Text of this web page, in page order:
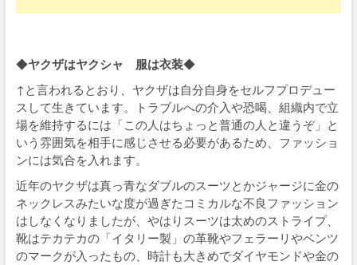
◆ヤクザはヤクシャ 服は衣装◆
↑と言われるとおり、ヤクザは自分自身をセルフプロデュー
スして生きています。トラブルへの介入や恐喝、組織内で立
場を維持するには「この人はちょっと普通の人と違うぞ」と
いう雰囲気を相手に感じさせる必要があるため、ファッショ
ンには気合を入れます。
近年のヤクザは真っ青なダブルのスーツとかジャージに金の
ネックレスみたいな度が過ぎたコミカルな不良ファッション
はしなくなりましたが、やはりスーツは太めのストライプ、
靴はテカテカの「イタリー製」の革靴やフェラーリやベンツ
のマークが入ったもの、時計も大きめでダイヤモンドや金の